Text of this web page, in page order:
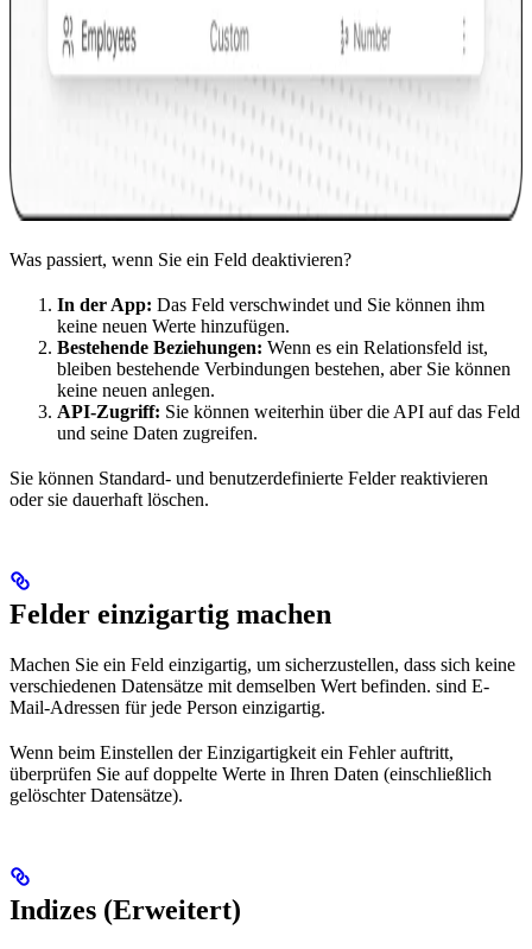
Was passiert, wenn Sie ein Feld deaktivieren?
In der App: Das Feld verschwindet und Sie können ihm
keine neuen Werte hinzufügen.
Bestehende Beziehungen: Wenn es ein Relationsfeld ist,
bleiben bestehende Verbindungen bestehen, aber Sie können
keine neuen anlegen.
API-Zugriff: Sie können weiterhin über die API auf das Feld
und seine Daten zugreifen.
Sie können Standard- und benutzerdefinierte Felder reaktivieren
oder sie dauerhaft löschen.
Felder einzigartig machen
Machen Sie ein Feld einzigartig, um sicherzustellen, dass sich keine
verschiedenen Datensätze mit demselben Wert befinden. sind E-
Mail-Adressen für jede Person einzigartig.
Wenn beim Einstellen der Einzigartigkeit ein Fehler auftritt,
überprüfen Sie auf doppelte Werte in Ihren Daten (einschließlich
gelöschter Datensätze).
Indizes (Erweitert)